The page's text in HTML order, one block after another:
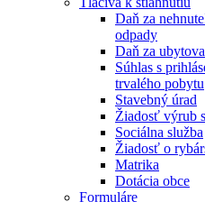
Daň za
odpady
Daň za
Súhlas s
trvalého pobytu
Stavebný úrad
Žiadosť výrub
Sociálna služba
Žiadosť o
Matrika
Dotácia obce
Formuláre